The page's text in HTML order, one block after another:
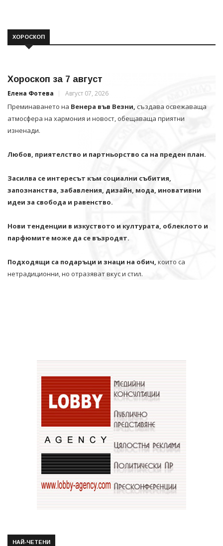
ХОРОСКОП
Хороскоп за 7 август
Елена Фотева Август 07, 2026
Преминаването на Венера във Везни, създава освежаваща
атмосфера на хармония и новост, обещаваща приятни
изненади.
Любов, приятелство и партньорство са на преден план.
Засилва се интересът към социални събития,
запознанства, забавления, дизайн, мода, иновативни
идеи за свобода и равенство.
Нови тенденции в изкуството и културата, облеклото и
парфюмите може да се възродят.
Подходящи са подаръци и знаци на обич, които са
нетрадиционни, но отразяват вкус и стил.
НАЙ-ЧЕТЕНИ